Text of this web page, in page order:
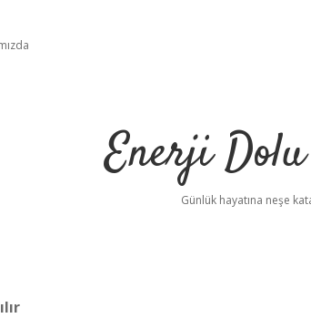
Enerji
Günlük hayatına neşe